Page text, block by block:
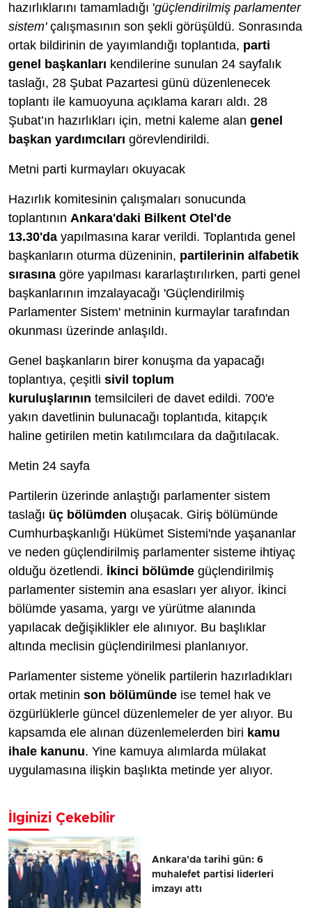
hazırlıklarını tamamladığı 'güçlendirilmiş parlamenter
sistem' çalışmasının son şekli görüşüldü. Sonrasında
ortak bildirinin de yayımlandığı toplantıda, parti
genel başkanları kendilerine sunulan 24 sayfalık
taslağı, 28 Şubat Pazartesi günü düzenlenecek
toplantı ile kamuoyuna açıklama kararı aldı. 28
Şubat’ın hazırlıkları için, metni kaleme alan genel
başkan yardımcıları görevlendirildi.
Metni parti kurmayları okuyacak
Hazırlık komitesinin çalışmaları sonucunda
toplantının Ankara'daki Bilkent Otel'de
13.30'da yapılmasına karar verildi. Toplantıda genel
başkanların oturma düzeninin, partilerinin alfabetik
sırasına göre yapılması kararlaştırılırken, parti genel
başkanlarının imzalayacağı 'Güçlendirilmiş
Parlamenter Sistem' metninin kurmaylar tarafından
okunması üzerinde anlaşıldı.
Genel başkanların birer konuşma da yapacağı
toplantıya, çeşitli sivil toplum
kuruluşlarının temsilcileri de davet edildi. 700'e
yakın davetlinin bulunacağı toplantıda, kitapçık
haline getirilen metin katılımcılara da dağıtılacak.
Metin 24 sayfa
Partilerin üzerinde anlaştığı parlamenter sistem
taslağı üç bölümden oluşacak. Giriş bölümünde
Cumhurbaşkanlığı Hükümet Sistemi'nde yaşananlar
ve neden güçlendirilmiş parlamenter sisteme ihtiyaç
olduğu özetlendi. İkinci bölümde güçlendirilmiş
parlamenter sistemin ana esasları yer alıyor. İkinci
bölümde yasama, yargı ve yürütme alanında
yapılacak değişiklikler ele alınıyor. Bu başlıklar
altında meclisin güçlendirilmesi planlanıyor.
Parlamenter sisteme yönelik partilerin hazırladıkları
ortak metinin son bölümünde ise temel hak ve
özgürlüklerle güncel düzenlemeler de yer alıyor. Bu
kapsamda ele alınan düzenlemelerden biri kamu
ihale kanunu. Yine kamuya alımlarda mülakat
uygulamasına ilişkin başlıkta metinde yer alıyor.
İlginizi Çekebilir
Ankara'da tarihi gün: 6
muhalefet partisi liderleri
imzayı attı